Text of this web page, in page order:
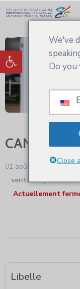
Ouvrir la
Accueil
CCIS.SM
Actualités
Services
Médiathèque
CANANGA
01 août - 2024 9:24 am
vente de produits
Actuellement
Libelle
We've
Do you
Close